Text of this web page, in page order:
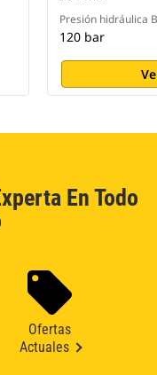
Presión hidráulica
120 bar
En Todo
Ofertas
Actuales